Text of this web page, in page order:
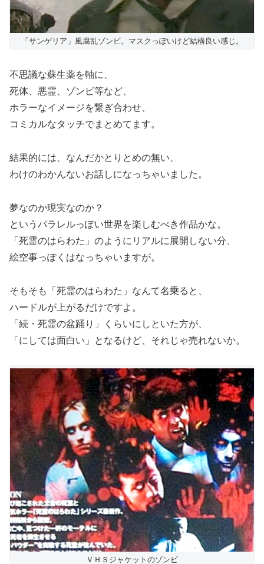
「サンゲリア」風腐乱ゾンビ。マスクっぽいけど結構良い感じ。
不思議な蘇生薬を軸に、
死体、悪霊、ゾンビ等など、
ホラーなイメージを繋ぎ合わせ、
コミカルなタッチでまとめてます。
結果的には、なんだかとりとめの無い、
わけのわかんないお話しになっちゃいました。
夢なのか現実なのか？
というパラレルっぽい世界を楽しむべき作品かな。
「死霊のはらわた」のようにリアルに展開しない分、
絵空事っぽくはなっちゃいますが。
そもそも「死霊のはらわた」なんて名乗ると、
ハードルが上がるだけですよ。
「続・死霊の盆踊り」くらいにしといた方が、
「にしては面白い」となるけど、それじゃ売れないか。
ＶＨＳジャケットのゾンビ